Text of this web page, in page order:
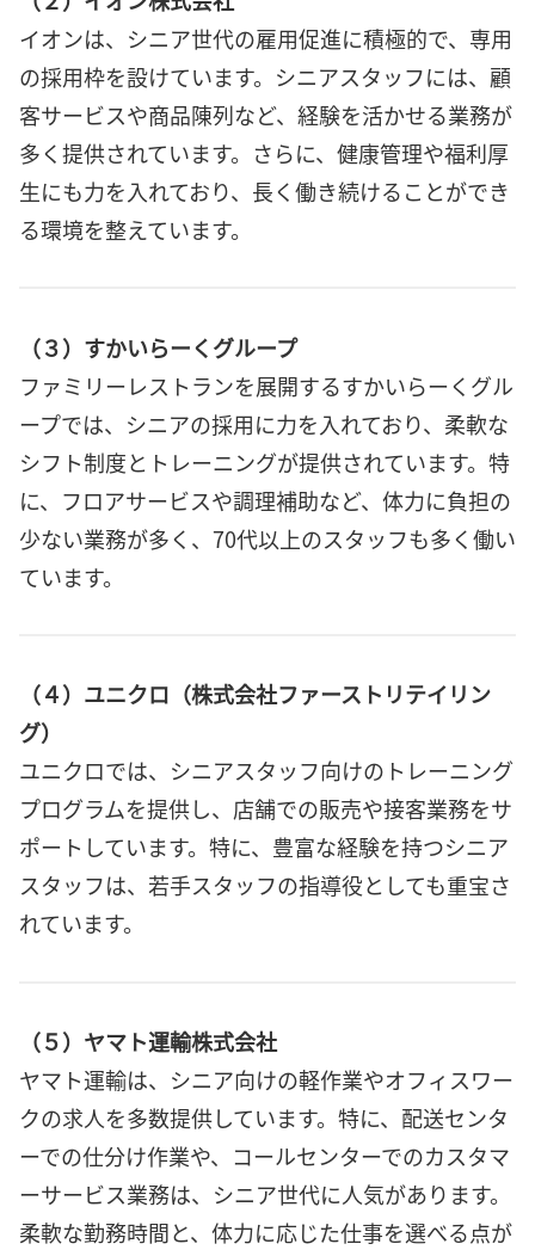
イオンは、シニア世代の雇用促進に積極的で、専用
の採用枠を設けています。シニアスタッフには、顧
客サービスや商品陳列など、経験を活かせる業務が
多く提供されています。さらに、健康管理や福利厚
生にも力を入れており、長く働き続けることができ
る環境を整えています。
（３）すかいらーくグループ
ファミリーレストランを展開するすかいらーくグル
ープでは、シニアの採用に力を入れており、柔軟な
シフト制度とトレーニングが提供されています。特
に、フロアサービスや調理補助など、体力に負担の
少ない業務が多く、70代以上のスタッフも多く働い
ています。
（４）ユニクロ（株式会社ファーストリテイリン
グ）
ユニクロでは、シニアスタッフ向けのトレーニング
プログラムを提供し、店舗での販売や接客業務をサ
ポートしています。特に、豊富な経験を持つシニア
スタッフは、若手スタッフの指導役としても重宝さ
れています。
（５）ヤマト運輸株式会社
ヤマト運輸は、シニア向けの軽作業やオフィスワー
クの求人を多数提供しています。特に、配送センタ
ーでの仕分け作業や、コールセンターでのカスタマ
ーサービス業務は、シニア世代に人気があります。
柔軟な勤務時間と、体力に応じた仕事を選べる点が